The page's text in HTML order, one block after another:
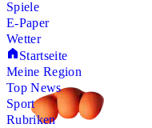
Spiele
E-Paper
Wetter
Startseite
Meine Region
Top News
Sport
Rubriken